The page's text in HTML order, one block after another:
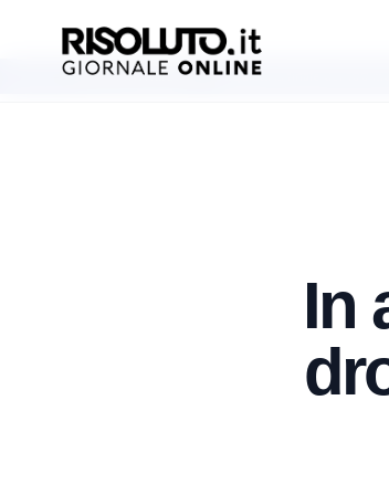
AGGIORNAMENTI
Doualla conquista la finale dei 100 metri ai Mondiali Under
In